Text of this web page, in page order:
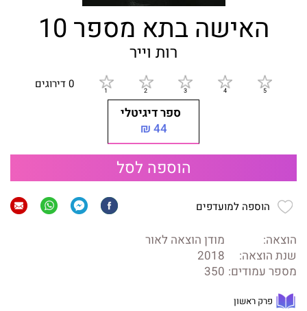
האישה בתא מספר 10
רות וייר
0 דירוגים
ספר דיגיטלי
44 ₪
הוספה לסל
הוספה למועדפים
הוצאה:
מודן הוצאה לאור
שנת הוצאה:
2018
מספר עמודים: 350
פרק ראשון